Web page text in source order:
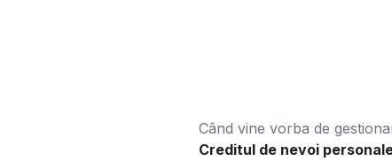
Când vine vorba de
Creditul de nevoi